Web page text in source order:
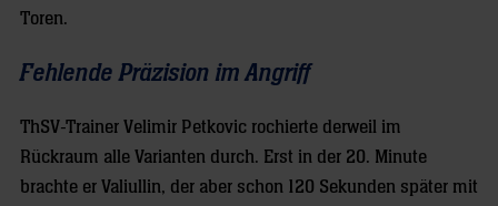
Toren.
Fehlende Präzision im Angriff
ThSV-Trainer Velimir Petkovic rochierte derweil im
Rückraum alle Varianten durch. Erst in der 20. Minute
brachte er Valiullin, der aber schon 120 Sekunden später mit